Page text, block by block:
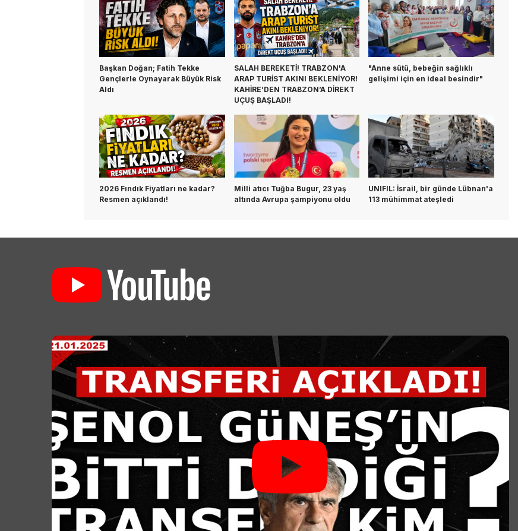
Başkan Doğan; Fatih Tekke
Gençlerle Oynayarak Büyük Risk
Aldı
SALAH BEREKETİ! TRABZON'A
ARAP TURİST AKINI BEKLENİYOR!
KAHİRE’DEN TRABZON’A DİREKT
UÇUŞ BAŞLADI!
"Anne sütü, bebeğin sağlıklı
gelişimi için en ideal besindir"
2026 Fındık Fiyatları ne kadar?
Resmen açıklandı!
Milli atıcı Tuğba Bugur, 23 yaş
altında Avrupa şampiyonu oldu
UNIFIL: İsrail, bir günde Lübnan'a
113 mühimmat ateşledi